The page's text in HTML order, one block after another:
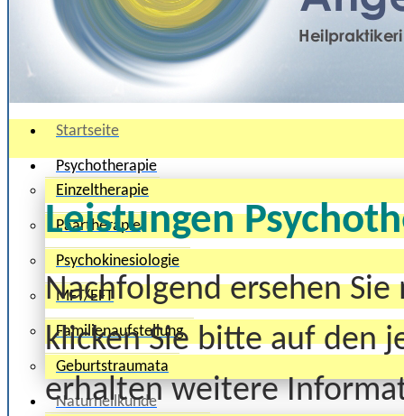
Startseite
Psychotherapie
Einzeltherapie
Paartherapie
Psychokinesiologie
MFT/EFT
Familienaufstellung
Geburtstraumata
Naturheilkunde
Leistungen
Nachfolgend ersehen
klicken Sie bitte auf den
erhalten weitere